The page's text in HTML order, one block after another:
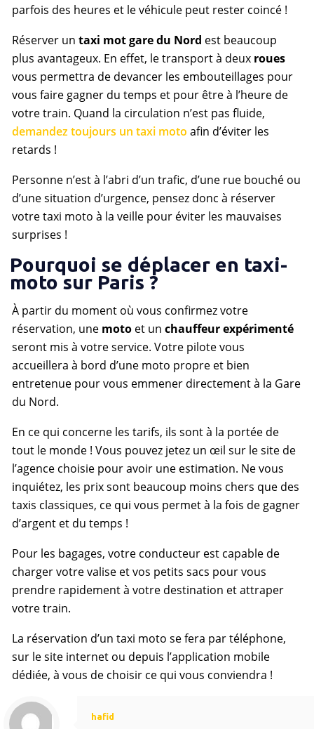
parfois des heures et le véhicule peut rester coincé !
Réserver untaxi mot gare du Nord est beaucoup
plus avantageux. En effet, le transport à deux roues
vous permettra de devancer les embouteillages pour
vous faire gagner du temps et pour être à l’heure de
votre train. Quand la circulation n’est pas fluide,
demandez toujours un taxi moto afin d’éviter les
retards !
Personne n’est à l’abri d’un trafic, d’une rue bouché ou
d’une situation d’urgence, pensez donc à réserver
votre taxi moto à la veille pour éviter les mauvaises
surprises !
Pourquoi se déplacer en taxi-
moto sur Paris ?
À partir du moment où vous confirmez votre
réservation, une moto et unchauffeur expérimenté
seront mis à votre service. Votre pilote vous
accueillera à bord d’une moto propre et bien
entretenue pour vous emmener directement à la Gare
du Nord.
En ce qui concerne les tarifs, ils sont à la portée de
tout le monde ! Vous pouvez jetez un œil sur le site de
l’agence choisie pour avoir une estimation. Ne vous
inquiétez, les prix sont beaucoup moins chers que des
taxis classiques, ce qui vous permet à la fois de gagner
d’argent et du temps !
Pour les bagages, votre conducteur est capable de
charger votre valise et vos petits sacs pour vous
prendre rapidement à votre destination et attraper
votre train.
La réservation d’un taxi moto se fera par téléphone,
sur le site internet ou depuis l’application mobile
dédiée, à vous de choisir ce qui vous conviendra !
hafid